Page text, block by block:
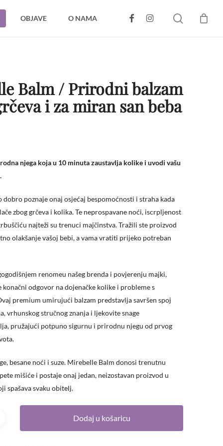
OBJAVE O NAMA FACEBOOKINSTAGRAM search
CLOSE
Balm / Prirodni balzam
i za miran san beba
njega koja u 10 minuta zaustavlja kolike i uvodi vašu
dobro poznaje onaj osjećaj bespomoćnosti i straha kada
zbog grčeva i kolika. Te neprospavane noći, iscrpljenost
najteži su trenuci majčinstva. Tražili ste proizvod
olakšanje vašoj bebi, a vama vratiti prijeko potreban
renomeu našeg brenda i povjerenju majki,
odgovor na dojenačke kolike i probleme s
premium umirujući balzam predstavlja savršen spoj
vrhunskog stručnog znanja i ljekovite snage
pružajući potpuno sigurnu i prirodnu njegu od prvog
besane noći i suze. Mirebelle Balm donosi trenutnu
mišiće i postaje onaj jedan, neizostavan proizvod u
spašava svaku obitelj.
Dodaj u košaricu